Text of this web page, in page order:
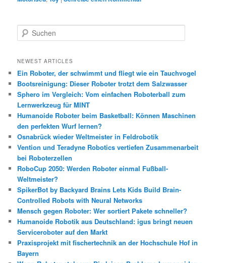
u
h
n
NEWEST ARTICLES
Ein Roboter, der schwimmt und fliegt wie ein Tauchvogel
Bootsreinigung: Dieser Roboter trotzt dem Salzwasser
Sphero im Vergleich: Vom einfachen Roboterball zum
Lernwerkzeug für MINT
Humanoide Roboter beim Basketball: Können Maschinen
den perfekten Wurf lernen?
Osnabrück wieder Weltmeister in Feldrobotik
Vention und Teradyne Robotics vertiefen Zusammenarbeit
bei Roboterzellen
RoboCup 2050: Werden Roboter einmal Fußball-
Weltmeister?
SpikerBot by Backyard Brains Lets Kids Build Brain-
Controlled Robots with Neural Networks
Mensch gegen Roboter: Wer sortiert Pakete schneller?
Humanoide Robotik aus Deutschland: igus bringt neuen
Serviceroboter auf den Markt
Praxisprojekt mit fischertechnik an der Hochschule Hof in
Bayern